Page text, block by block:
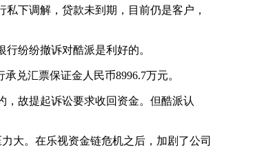
下调解，贷款未到期，目前仍是客户，
纷纷撤诉对酷派是利好的。
兑汇票保证金人民币8996.7万元。
故提起诉讼要求收回资金。但酷派认
大。在乐视资金链危机之后，加剧了公司